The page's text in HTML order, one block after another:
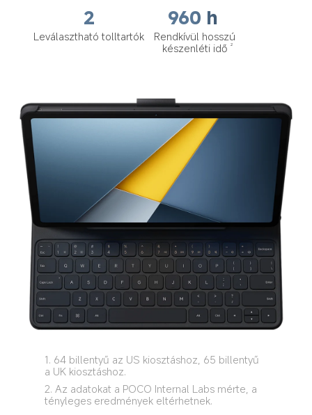
2
Leválasztható tolltartók
960 h
Rendkívül hosszú
készenléti idő
2
1. 64 billentyű az US kiosztáshoz, 65 billentyű
a UK kiosztáshoz.
2. Az adatokat a POCO Internal Labs mérte, a
tényleges eredmények eltérhetnek.